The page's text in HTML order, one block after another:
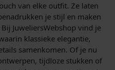
van elke outfit. Ze laten
je stijl en maken
JuweliersWebshop vind je
klassieke elegantie,
samenkomen. Of je nu
tijdloze stukken of